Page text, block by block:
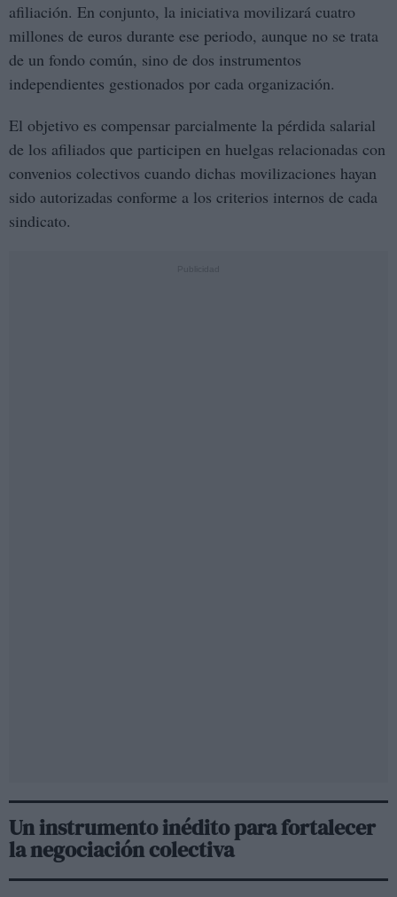
afiliación. En conjunto, la iniciativa movilizará cuatro
millones de euros durante ese periodo, aunque no se trata
de un fondo común, sino de dos instrumentos
independientes gestionados por cada organización.
El objetivo es compensar parcialmente la pérdida salarial
de los afiliados que participen en huelgas relacionadas con
convenios colectivos cuando dichas movilizaciones hayan
sido autorizadas conforme a los criterios internos de cada
sindicato.
Un instrumento inédito para fortalecer
la negociación colectiva